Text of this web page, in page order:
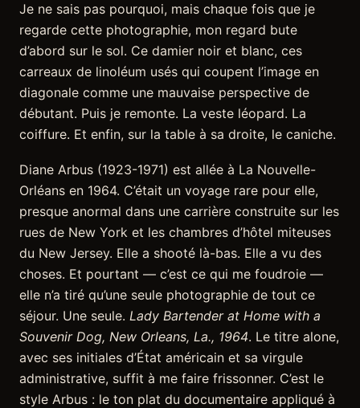
Je ne sais pas pourquoi, mais chaque fois que je
regarde cette photographie, mon regard bute
d’abord sur le sol. Ce damier noir et blanc, ces
carreaux de linoléum usés qui coupent l’image en
diagonale comme une mauvaise perspective de
débutant. Puis je remonte. La veste léopard. La
coiffure. Et enfin, sur la table à sa droite, le caniche.
Diane Arbus (1923-1971) est allée à La Nouvelle-
Orléans en 1964. C’était un voyage rare pour elle,
presque anormal dans une carrière construite sur les
rues de New York et les chambres d’hôtel miteuses
du New Jersey. Elle a shooté là-bas. Elle a vu des
choses. Et pourtant — c’est ce qui me foudroie —
elle n’a tiré qu’une seule photographie de tout ce
séjour. Une seule. Lady Bartender at Home with a
Souvenir Dog, New Orleans, La., 1964. Le titre alone,
avec ses initiales d’État américain et sa virgule
administrative, suffit à me faire frissonner. C’est le
style Arbus : le ton plat du documentaire appliqué à